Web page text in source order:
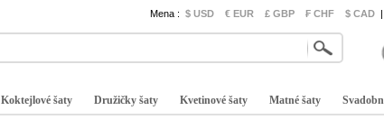
Mena : $ USD € EUR £ GBP ₣ CHF $ CAD |
Koktejlové šaty Družičky šaty Kvetinové šaty Matné šaty